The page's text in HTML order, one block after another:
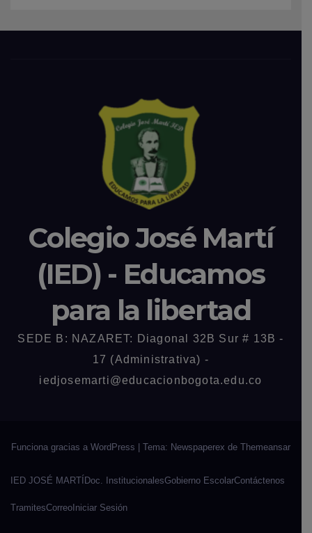
Colegio José Martí
(IED) - Educamos
para la libertad
SEDE B: NAZARET: Diagonal 32B Sur # 13B -
17 (Administrativa) -
iedjosemarti@educacionbogota.edu.co
Funciona gracias a WordPress Tema: Newspaperex de Themeansar
IED JOSÉ MARTÍ Doc. InstitucionalesGobierno EscolarContáctenos
TramitesCorreo Iniciar Sesión